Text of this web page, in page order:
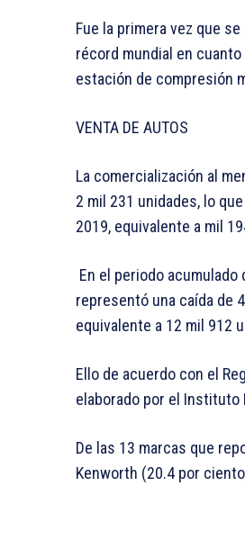
Fue la primera vez que
récord mundial en
estación de compresión
VENTA DE AUTOS
La comercialización al
2 mil 231 unidades, lo
2019, equivalente a mil
En el periodo
representó una caída de
equivalente a 12 mil 912
Ello de acuerdo con el
elaborado por el Instituto
De las 13 marcas que
Kenworth (20.4 por